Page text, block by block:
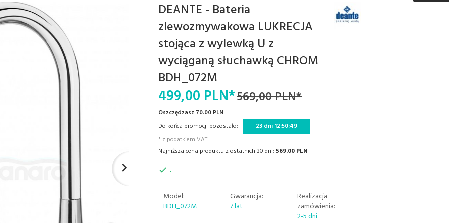
DEANTE - Bateria
zlewozmywakowa LUKRECJA
stojąca z wylewką U z
wyciąganą słuchawką CHROM
BDH_072M
499,00 PLN*569,00 PLN*
Oszczędzasz 70.00 PLN
Do końca promocji pozostało:
23 dni 12:50:48
* z podatkiem VAT
Najniższa cena produktu z ostatnich 30 dni: 569.00 PLN
.
Model:
BDH_072M
Gwarancja:
7 lat
Realizacja
zamówienia:
2-5 dni